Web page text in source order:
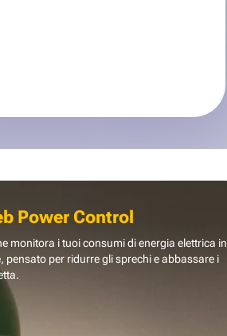
Power Control
monitora i tuoi consumi di energia elettrica in
pensato per ridurre gli sprechi e abbassare i